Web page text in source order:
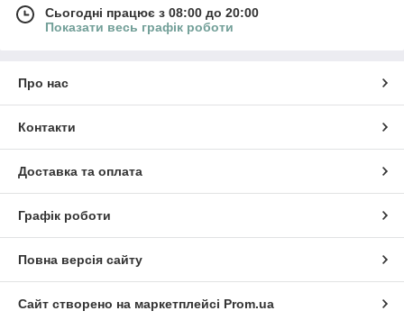
Сьогодні працює з 08:00 до 20:00
Показати весь графік роботи
Про нас
Контакти
Доставка та оплата
Графік роботи
Повна версія сайту
Сайт створено на маркетплейсі Prom.ua